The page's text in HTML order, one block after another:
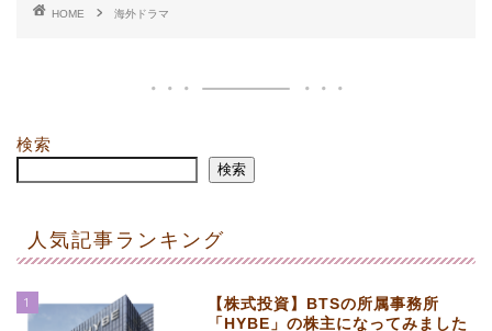
HOME 海外ドラマ
検索
検索
人気記事ランキング
1
【株式投資】BTSの所属事務所
「HYBE」の株主になってみました